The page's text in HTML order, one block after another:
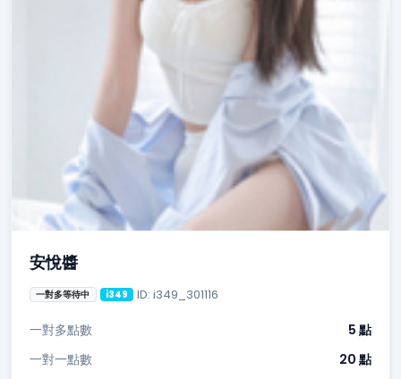
安悅醬
一對多等待中 i349 ID: i349_301116
一對多點數
5 點
一對一點數
20 點